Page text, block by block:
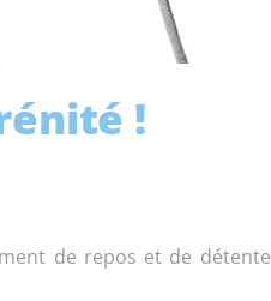
!
de repos et de détente